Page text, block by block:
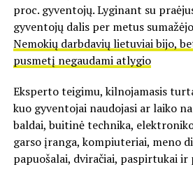
proc. gyventojų. Lyginant su
gyventojų dalis per metus
Nemokių darbdavių lietuviai bijo,
pusmetį negaudami atlygio
Eksperto teigimu, kilnojamasis
kuo gyventojai naudojasi ar laiko
baldai, buitinė technika,
garso įranga, kompiuteriai, meno
papuošalai, dviračiai, paspirtukai ir